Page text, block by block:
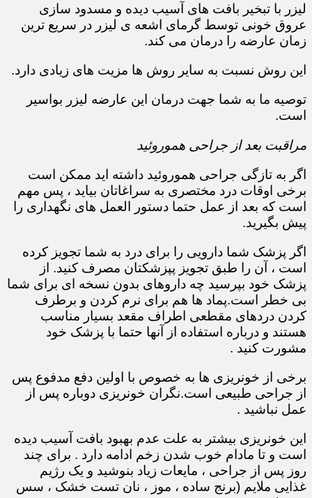
لیزر با تبخیر بافت های آسیب دیده و مسدود سازی
عروق خونی توسط گرمای اشعه ی لیزر در سریع ترین
زمان عارضه را درمان می کند.
این روش نسبت به سایر روش ها مزیت های زیادی دارد.
توصیه ما به شما جهت درمان این عارضه لیزر بواسیر
است.
مراقبت بعد از جراحی هموروئید
اگر به تازگی جراحی هموروئید داشته اید ممکن است
برخی اوقات درد مختصری به سراغاتان بیاید ، پس مهم
است که بعد از عمل حتما دستور العمل های نگهداری را
پیش بگیرید.
اگر پزشک شما دارویی را برای درد به شما تجویز کرده
است ، آن را طبق تجویز پپزشکتان مصرف کنید. از
پزشک خود بپرسید چه داروهای بدون نسخه ای برای شما
بی خطر است.پماد ها هم برای نرم کردن و برطرف
کردن دردهای مقطعی اطراف مقعد بسیار مناسب
هستند و درباره استفاده از آنها حتما با پزشک خود
مشورت کنید .
برخی از خونریزی ها به خصوص با اولین دفع مدفوع پس
از جراحی طبیعی است.نگران خونریزی دوباره پس از
عمل نباشید .
این خونریزی بیشتر به علت عدم بهبود بافت آسیب دیده
است و تا مادام خوب شدن زخم ادامه دارد . برای چند
روز پس از جراحی ، مایعات زیاد بنوشید و یک رژیم
غذایی ملایم (برنج ساده ، موز ، نان تست خشک ، سس